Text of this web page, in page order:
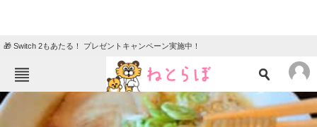
🎁 Switch 2もあたる！ プレゼントキャンペーン実施中！
ねとらぼメニュー
ニュース